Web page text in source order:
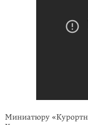
Миниатюру